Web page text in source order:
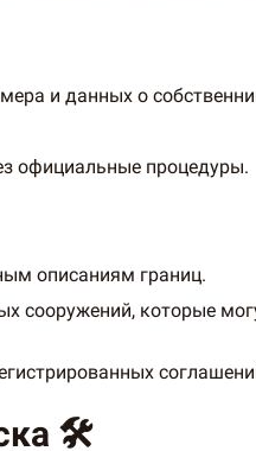
и данных о
официальные процедуры.
описаниям границ.
сооружений, которые
🛠️